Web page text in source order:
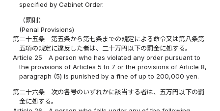
specified by Cabinet Order.
（罰則）
(Penal Provisions)
第二十五条
第五条から第七条までの規定による命令又は第八条第
五項の規定に違反した者は、二十万円以下の罰金に処する。
Article 25
A person who has violated any order pursuant to
the provisions of Articles 5 to 7 or the provisions of Article 8,
paragraph (5) is punished by a fine of up to 200,000 yen.
第二十六条
次の各号のいずれかに該当する者は、五万円以下の罰
金に処する。